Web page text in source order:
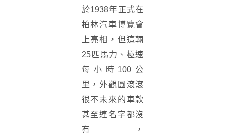
於1938年正式在
柏林汽車博覽會
上亮相，但這輛
25匹馬力、極速
每小時100公
里，外觀圓滾滾
很不未來的車款
甚至連名字都沒
有，